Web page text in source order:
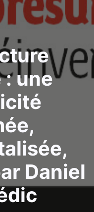
une
Daniel